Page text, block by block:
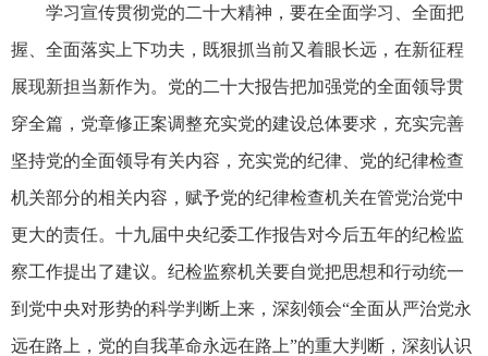
学习宣传贯彻党的二十大精神，要在全面学习、全面把
握、全面落实上下功夫，既狠抓当前又着眼长远，在新征程
展现新担当新作为。党的二十大报告把加强党的全面领导贯
穿全篇，党章修正案调整充实党的建设总体要求，充实完善
坚持党的全面领导有关内容，充实党的纪律、党的纪律检查
机关部分的相关内容，赋予党的纪律检查机关在管党治党中
更大的责任。十九届中央纪委工作报告对今后五年的纪检监
察工作提出了建议。纪检监察机关要自觉把思想和行动统一
到党中央对形势的科学判断上来，深刻领会“全面从严治党永
远在路上，党的自我革命永远在路上”的重大判断，深刻认识